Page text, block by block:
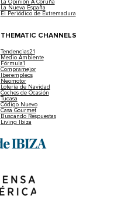
La Opinión A Coruña
La Nueva España
El Periódico de Extremadura
THEMATIC CHANNELS
Tendencias21
Medio Ambiente
Fórmula1
Compramejor
Iberempleos
Neomotor
Lotería de Navidad
Coches de Ocasión
Tucasa
Código Nuevo
Casa Gourmet
Buscando Respuestas
Living Ibiza